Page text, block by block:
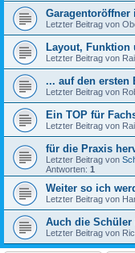
Letzter Beitrag von
Layout,
Letzter Beitrag von
... auf den ersten
Letzter Beitrag von
Ein TOP für
Letzter Beitrag von
für die Praxis
Letzter Beitrag von
Antworten: 1
Weiter so ich
Letzter Beitrag von
Auch die Schüler
Letzter Beitrag von